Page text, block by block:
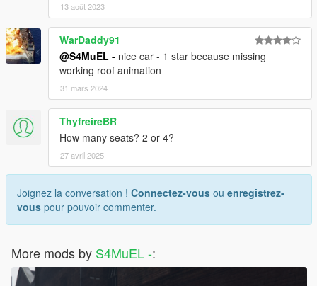
13 août 2023
WarDaddy91
@S4MuEL - nice car - 1 star because missing
working roof animation
31 mars 2024
ThyfreireBR
How many seats? 2 or 4?
27 avril 2025
Joignez la conversation ! Connectez-vous ou enregistrez-
vous pour pouvoir commenter.
More mods by S4MuEL -: